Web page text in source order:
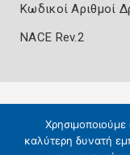
Κωδικοί Αριθμοί
NACE Rev.2
καλύτερη δυνατή